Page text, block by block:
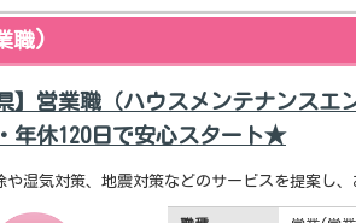
職)
】営業職（ハウスメンテナンス
年休120日で安心スタート★
や湿気対策、地震対策などのサービスを提案し